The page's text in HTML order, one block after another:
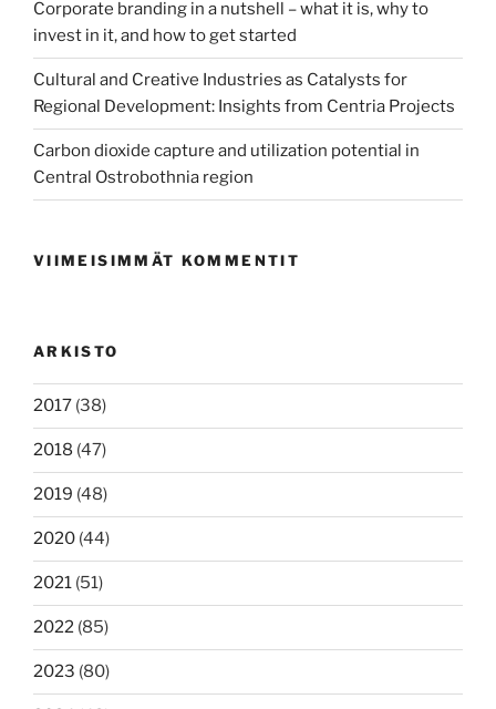
Corporate branding in a nutshell – what it is, why to
invest in it, and how to get started
Cultural and Creative Industries as Catalysts for
Regional Development: Insights from Centria Projects
Carbon dioxide capture and utilization potential in
Central Ostrobothnia region
VIIMEISIMMÄT KOMMENTIT
ARKISTO
2017 (38)
2018 (47)
2019 (48)
2020 (44)
2021 (51)
2022 (85)
2023 (80)